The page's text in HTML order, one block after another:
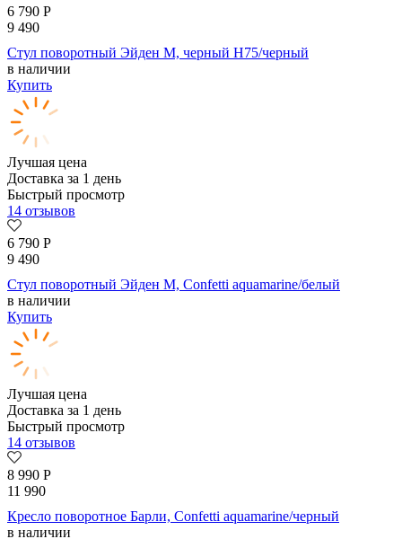
6 790 Р
9 490
Стул поворотный Эйден М, черный H75/черный
в наличии
Купить
Лучшая цена
Доставка за 1 день
Быстрый просмотр
14 отзывов
6 790 Р
9 490
Стул поворотный Эйден М, Confetti aquamarine/белый
в наличии
Купить
Лучшая цена
Доставка за 1 день
Быстрый просмотр
14 отзывов
8 990 Р
11 990
Кресло поворотное Барли, Confetti aquamarine/черный
в наличии